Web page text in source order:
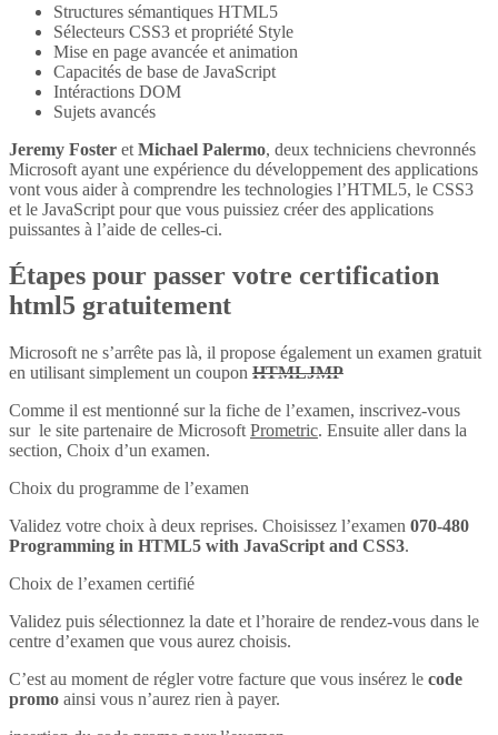
Structures sémantiques HTML5
Sélecteurs CSS3 et propriété Style
Mise en page avancée et animation
Capacités de base de JavaScript
Intéractions DOM
Sujets avancés
Jeremy Foster et Michael Palermo, deux techniciens chevronnés
Microsoft ayant une expérience du développement des applications
vont vous aider à comprendre les technologies l’HTML5, le CSS3
et le JavaScript pour que vous puissiez créer des applications
puissantes à l’aide de celles-ci.
Étapes pour passer votre certification
html5 gratuitement
Microsoft ne s’arrête pas là, il propose également un examen gratuit
en utilisant simplement un coupon HTMLJMP
Comme il est mentionné sur la fiche de l’examen, inscrivez-vous
sur le site partenaire de Microsoft Prometric. Ensuite aller dans la
section, Choix d’un examen.
Choix du programme de l’examen
Validez votre choix à deux reprises. Choisissez l’examen 070-480
Programming in HTML5 with JavaScript and CSS3.
Choix de l’examen certifié
Validez puis sélectionnez la date et l’horaire de rendez-vous dans le
centre d’examen que vous aurez choisis.
C’est au moment de régler votre facture que vous insérez le code
promo ainsi vous n’aurez rien à payer.